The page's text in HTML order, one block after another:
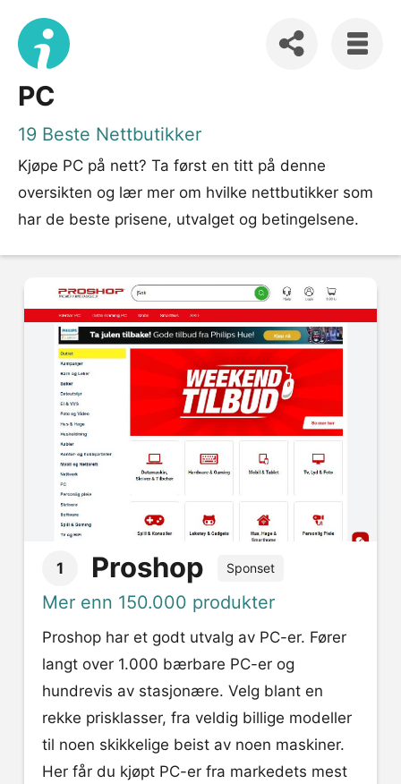
PC
19 Beste Nettbutikker
Kjøpe PC på nett? Ta først en titt på denne
oversikten og lær mer om hvilke nettbutikker som
har de beste prisene, utvalget og betingelsene.
1 Proshop Sponset
Mer enn 150.000 produkter
Proshop har et godt utvalg av PC-er. Fører
langt over 1.000 bærbare PC-er og
hundrevis av stasjonære. Velg blant en
rekke prisklasser, fra veldig billige modeller
til noen skikkelige beist av noen maskiner.
Her får du kjøpt PC-er fra markedets mest